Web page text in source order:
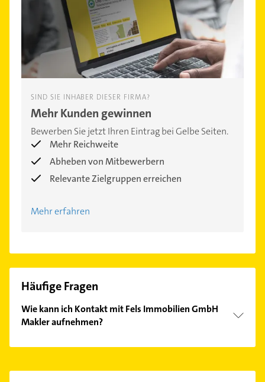
SIND SIE INHABER DIESER FIRMA?
Mehr Kunden gewinnen
Bewerben Sie jetzt Ihren Eintrag bei Gelbe Seiten.
Mehr Reichweite
Abheben von Mitbewerbern
Relevante Zielgruppen erreichen
Mehr erfahren
Häufige Fragen
Wie kann ich Kontakt mit Fels Immobilien GmbH
Makler aufnehmen?
Kontaktmöglichkeiten wie Adresse oder Mail in